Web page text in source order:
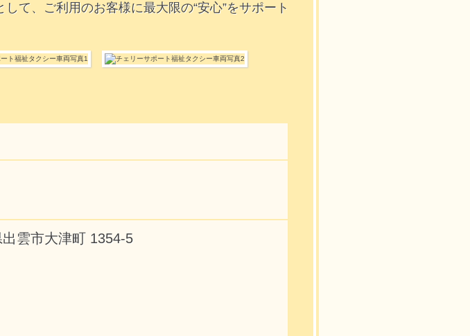
て、ご利用のお客様に最大限の“安心”をサポート
雲市大津町 1354-5